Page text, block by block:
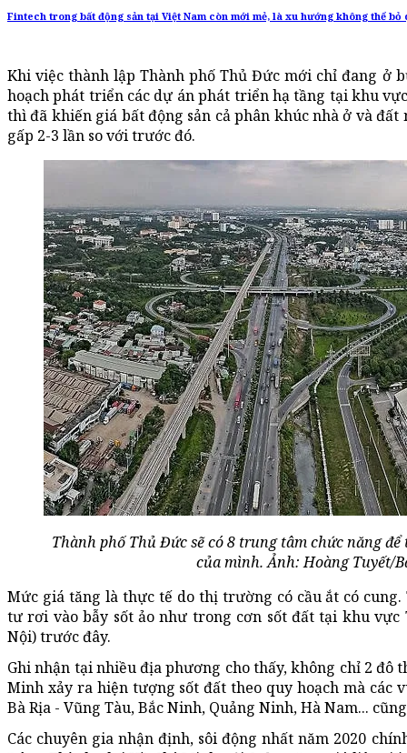
Fintech trong bất động sản tại Việt Nam còn mới mẻ, là xu hướng không thể bỏ
Khi việc thành lập Thành phố Thủ Đức mới chỉ đang ở
hoạch phát triển các dự án phát triển hạ tầng tại khu
thì đã khiến giá bất động sản cả phân khúc nhà ở và
gấp 2-3 lần so với trước đó.
Thành phố Thủ Đức sẽ có 8 trung tâm chức năng
của mình. Ảnh: Hoàng Tuyết/
Mức giá tăng là thực tế do thị trường có cầu ắt có
tư rơi vào bẫy sốt ảo như trong cơn sốt đất tại khu vực
Nội) trước đây.
Ghi nhận tại nhiều địa phương cho thấy, không chỉ 2 đô
Minh xảy ra hiện tượng sốt đất theo quy hoạch mà các
Bà Rịa - Vũng Tàu, Bắc Ninh, Quảng Ninh, Hà Nam...
Các chuyên gia nhận định, sôi động nhất năm 2020